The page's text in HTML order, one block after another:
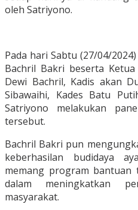
oleh Satriyono.
Pada hari Sabtu (27/04/
Bachril Bakri beserta
Dewi Bachril, Kadis akan
Sibawaihi, Kades Batu
Satriyono melakukan
tersebut.
Bachril Bakri pun
keberhasilan budidaya
memang program
dalam meningkatkan
masyarakat.